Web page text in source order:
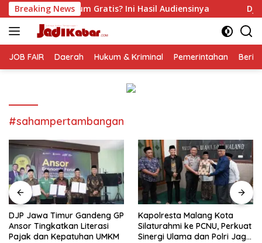
Langsung
ke
konten
Breaking News
Gratis? Ini Hasil Audiensinya DJP Jawa Timur
JOB FAIR Daerah Hukum & Kriminal Pemerintahan
#sahampertambangan
DJP Jawa Timur Gandeng GP
Ansor Tingkatkan Literasi
Pajak dan Kepatuhan UMKM
Kapolresta Malang Kota
Silaturahmi ke PCNU, Perkuat
Sinergi Ulama dan Polri Jaga